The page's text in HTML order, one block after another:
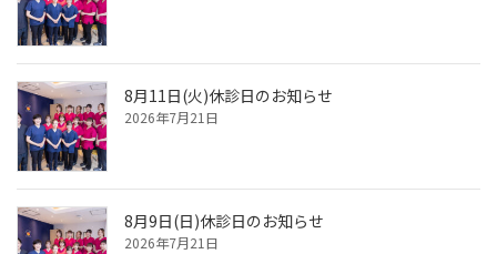
8月11日(火)休診日のお知らせ
2026年7月21日
8月9日(日)休診日のお知らせ
2026年7月21日